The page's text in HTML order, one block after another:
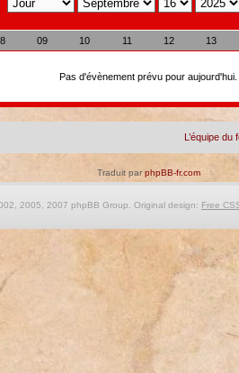
09 10 11 12 13
Pas d'évènement prévu pour aujourd'hui.
L’équipe du
Traduit parphpBB-fr.com
2005, 2007 phpBB Group. Original design: Free